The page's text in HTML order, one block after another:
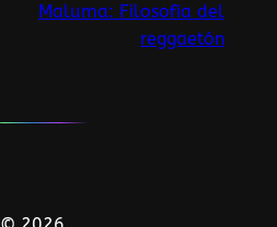
Maluma: Filosofía del
reggaetón